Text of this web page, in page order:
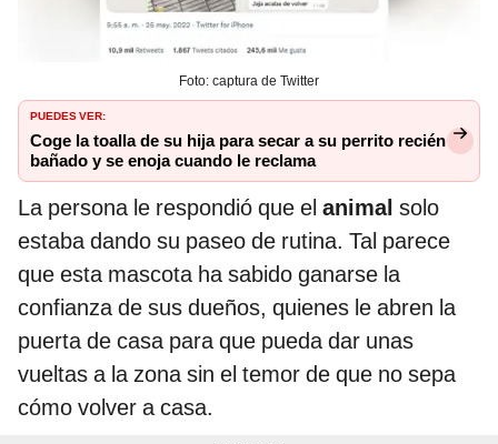
Foto: captura de Twitter
PUEDES VER:
Coge la toalla de su hija para secar a su perrito recién
bañado y se enoja cuando le reclama
La persona le respondió que el animal solo
estaba dando su paseo de rutina. Tal parece
que esta mascota ha sabido ganarse la
confianza de sus dueños, quienes le abren la
puerta de casa para que pueda dar unas
vueltas a la zona sin el temor de que no sepa
cómo volver a casa.